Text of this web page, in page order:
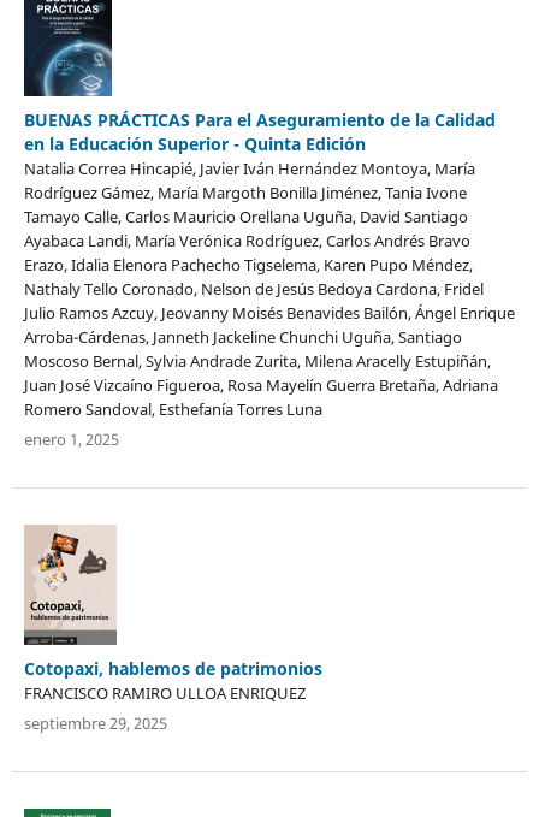
BUENAS PRÁCTICAS Para el Aseguramiento de la Calidad
en la Educación Superior - Quinta Edición
Natalia Correa Hincapié, Javier Iván Hernández Montoya, María
Rodríguez Gámez, María Margoth Bonilla Jiménez, Tania Ivone
Tamayo Calle, Carlos Mauricio Orellana Uguña, David Santiago
Ayabaca Landi, María Verónica Rodríguez, Carlos Andrés Bravo
Erazo, Idalia Elenora Pachecho Tigselema, Karen Pupo Méndez,
Nathaly Tello Coronado, Nelson de Jesús Bedoya Cardona, Fridel
Julio Ramos Azcuy, Jeovanny Moisés Benavides Bailón, Ángel Enrique
Arroba-Cárdenas, Janneth Jackeline Chunchi Uguña, Santiago
Moscoso Bernal, Sylvia Andrade Zurita, Milena Aracelly Estupiñán,
Juan José Vizcaíno Figueroa, Rosa Mayelín Guerra Bretaña, Adriana
Romero Sandoval, Esthefanía Torres Luna
enero 1, 2025
Cotopaxi, hablemos de patrimonios
FRANCISCO RAMIRO ULLOA ENRIQUEZ
septiembre 29, 2025